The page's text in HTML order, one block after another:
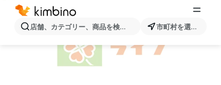
店舗、カテゴリー、商品を検索... 市町村を選択します